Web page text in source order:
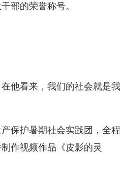
部的荣誉称号。
他看来，我们的社会就是我
保护暑期社会实践团，全程
作视频作品《皮影的灵